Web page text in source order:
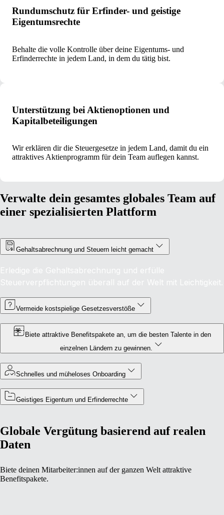
Rundumschutz für Erfinder- und geistige
Eigentumsrechte
Behalte die volle Kontrolle über deine Eigentums- und
Erfinderrechte in jedem Land, in dem du tätig bist.
Unterstützung bei Aktienoptionen und
Kapitalbeteiligungen
Wir erklären dir die Steuergesetze in jedem Land, damit du ein
attraktives Aktienprogramm für dein Team auflegen kannst.
Verwalte dein gesamtes globales Team auf
einer spezialisierten Plattform
Gehaltsabrechnung und Steuern leicht gemacht
Erledige die Gehaltsabrechnung und erfülle
Steuerverpflichtungen überall auf der Welt mit Leichtigkeit.
Vermeide kostspielige Gesetzesverstöße
Biete attraktive Benefitspakete an, um die besten Talente in den
einzelnen Ländern zu gewinnen.
Schnelles und müheloses Onboarding
Geistiges Eigentum und Erfinderrechte
Globale Vergütung basierend auf realen
Daten
Biete deinen Mitarbeiter:innen auf der ganzen Welt attraktive
Benefitspakete.